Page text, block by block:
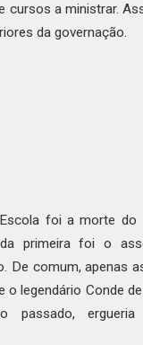
cursos a ministrar.
da governação.
foi a morte do
primeira foi o
De comum, apenas
o legendário Conde
passado, ergueria